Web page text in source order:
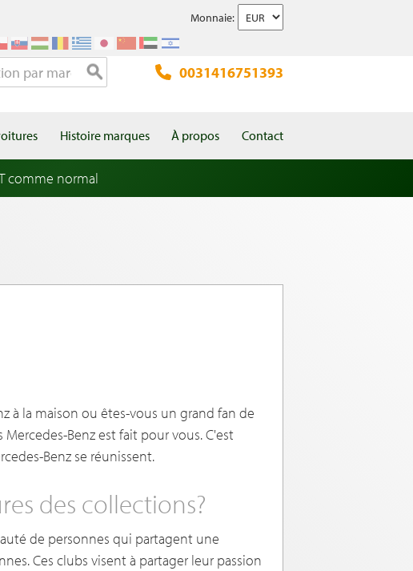
Monnaie:
0031416751393
Histoire marques À propos Contact
comme normal
à la maison ou êtes-vous un grand fan de
Benz est fait pour vous. C'est
Benz se réunissent.
des collections?
de personnes qui partagent une
Ces clubs visent à partager leur passion